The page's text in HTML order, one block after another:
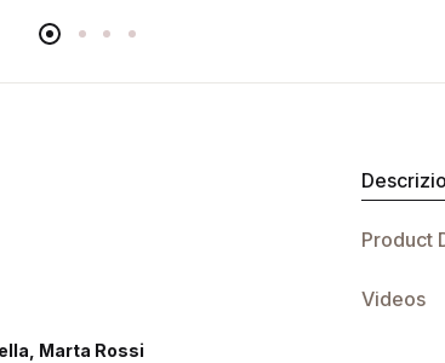
Product
Videos
Marta Rossi